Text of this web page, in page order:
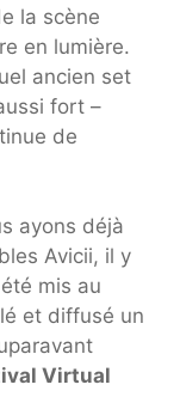
la scène
en lumière.
ancien set
fort –
de
ayons déjà
Avicii, il y
mis au
et diffusé un
Virtual